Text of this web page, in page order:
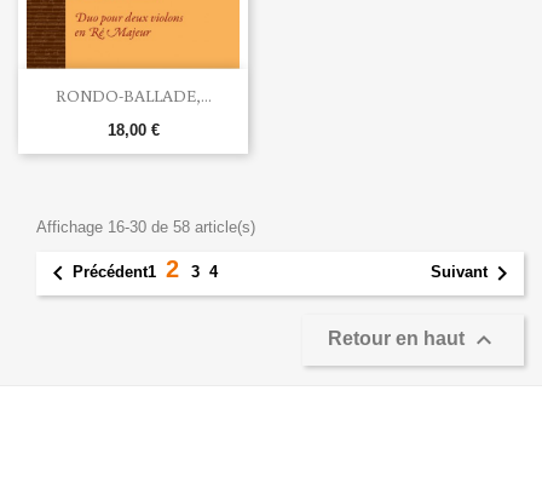
RONDO-BALLADE,...
18,00 €
Affichage 16-30 de 58 article(s)
 Précédent1 2 3 4 Suivant
Retour en haut 